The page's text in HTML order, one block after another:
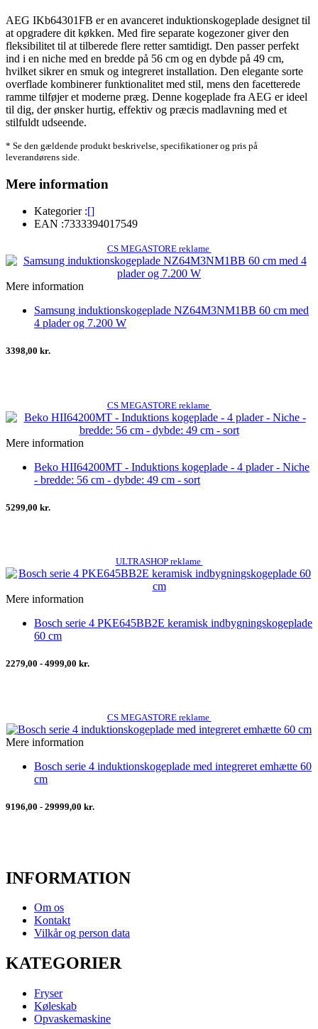
AEG IKb64301FB er en avanceret induktionskogeplade designet til
at opgradere dit køkken. Med fire separate kogezoner giver den
fleksibilitet til at tilberede flere retter samtidigt. Den passer perfekt
ind i en niche med en bredde på 56 cm og en dybde på 49 cm,
hvilket sikrer en smuk og integreret installation. Den elegante sorte
overflade kombinerer funktionalitet med stil, mens den facetterede
ramme tilføjer et moderne præg. Denne kogeplade fra AEG er ideel
til dig, der ønsker hurtig, effektiv og præcis madlavning med et
stilfuldt udseende.
* Se den gældende produkt beskrivelse, specifikationer og pris på
leverandørens side.
Mere information
Kategorier :[]
EAN :7333394017549
CS MEGASTORE reklame
Mere information
Samsung induktionskogeplade NZ64M3NM1BB 60 cm med
4 plader og 7.200 W
3398,00 kr.
CS MEGASTORE reklame
Mere information
Beko HII64200MT - Induktions kogeplade - 4 plader - Niche
- bredde: 56 cm - dybde: 49 cm - sort
5299,00 kr.
ULTRASHOP reklame
Mere information
Bosch serie 4 PKE645BB2E keramisk indbygningskogeplade
60 cm
2279,00 - 4999,00 kr.
CS MEGASTORE reklame
Mere information
Bosch serie 4 induktionskogeplade med integreret emhætte 60
cm
9196,00 - 29999,00 kr.
INFORMATION
Om os
Kontakt
Vilkår og person data
KATEGORIER
Fryser
Køleskab
Opvaskemaskine